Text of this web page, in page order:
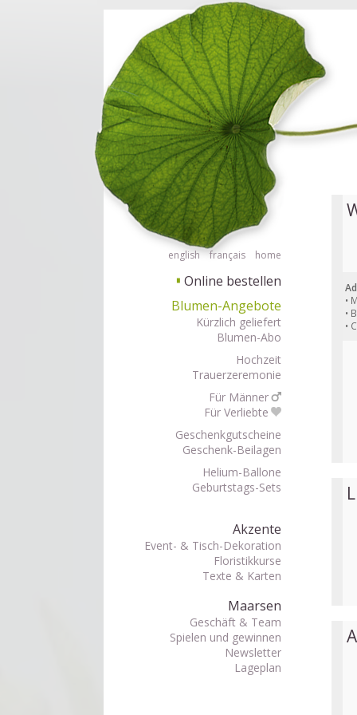
Barrierefrei Blumen bestellen mit Screenreader oder Brailliezeile,
english français home
▘ Online bestellen
Blumen-Angebote
Kürzlich geliefert
Blumen-Abo
Hochzeit
Trauerzeremonie
Für Männer
Für Verliebte
Geschenkgutscheine
Geschenk-Beilagen
Helium-Ballone
Geburtstags-Sets
Akzente
Event- & Tisch-Dekoration
Floristikkurse
Texte & Karten
Maarsen
Geschäft & Team
Spielen und gewinnen
Newsletter
Lageplan
•
•
•